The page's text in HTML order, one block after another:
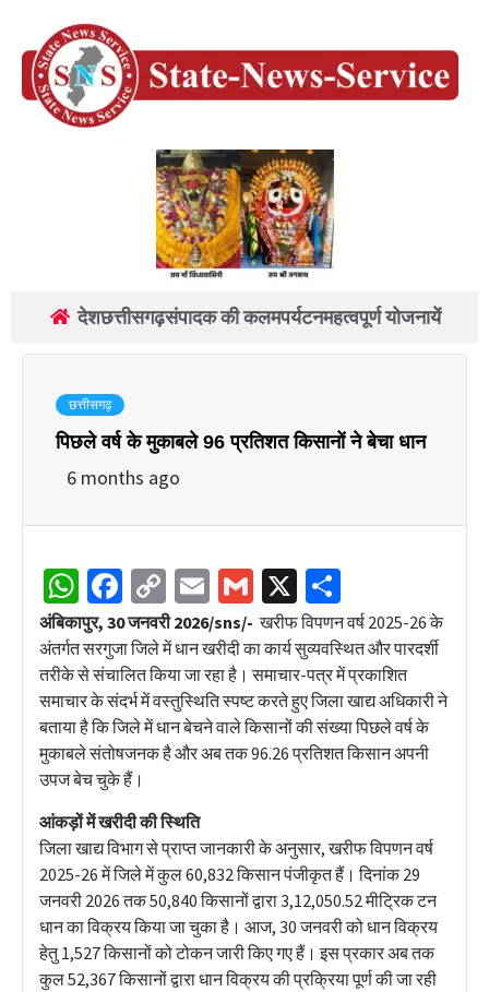
देशछत्तीसगढ़संपादक की कलमपर्यटनमहत्वपूर्ण योजनायें
छत्तीसगढ़
पिछले वर्ष के मुकाबले 96 प्रतिशत किसानों ने बेचा धान
6 months ago
WhatsApp
Facebook
Copy
Link
EmailGmail
X
अंबिकापुर, 30 जनवरी 2026/sns/- खरीफ विपणन वर्ष 2025-26 के
अंतर्गत सरगुजा जिले में धान खरीदी का कार्य सुव्यवस्थित और पारदर्शी
तरीके से संचालित किया जा रहा है। समाचार-पत्र में प्रकाशित
समाचार के संदर्भ में वस्तुस्थिति स्पष्ट करते हुए जिला खाद्य अधिकारी ने
बताया है कि जिले में धान बेचने वाले किसानों की संख्या पिछले वर्ष के
मुकाबले संतोषजनक है और अब तक 96.26 प्रतिशत किसान अपनी
उपज बेच चुके हैं।
आंकड़ों में खरीदी की स्थिति
जिला खाद्य विभाग से प्राप्त जानकारी के अनुसार, खरीफ विपणन वर्ष
2025-26 में जिले में कुल 60,832 किसान पंजीकृत हैं। दिनांक 29
जनवरी 2026 तक 50,840 किसानों द्वारा 3,12,050.52 मीट्रिक टन
धान का विक्रय किया जा चुका है। आज, 30 जनवरी को धान विक्रय
हेतु 1,527 किसानों को टोकन जारी किए गए हैं। इस प्रकार अब तक
कुल 52,367 किसानों द्वारा धान विक्रय की प्रक्रिया पूर्ण की जा रही